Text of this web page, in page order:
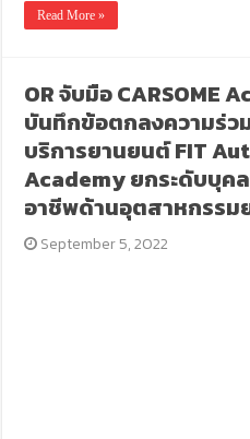
Read More »
OR จับมือ CARSOME
บันทึกข้อตกลงความร่ว
บริการยานยนต์ FIT
Academy ยกระดับบุค
อาชีพด้านอุตสาหกรรม
September 5, 2022